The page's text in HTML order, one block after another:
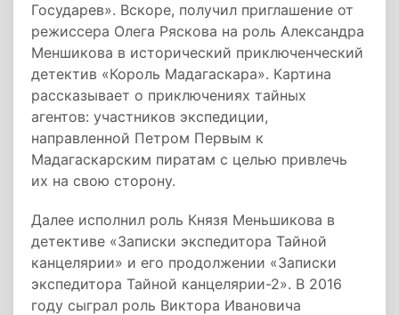
Государев». Вскоре, получил приглашение от
режиссера Олега Ряскова на роль Александра
Меншикова в исторический приключенческий
детектив «Король Мадагаскара». Картина
рассказывает о приключениях тайных
агентов: участников экспедиции,
направленной Петром Первым к
Мадагаскарским пиратам с целью привлечь
их на свою сторону.
Далее исполнил роль Князя Меньшикова в
детективе «Записки экспедитора Тайной
канцелярии» и его продолжении «Записки
экспедитора Тайной канцелярии-2». В 2016
году сыграл роль Виктора Ивановича